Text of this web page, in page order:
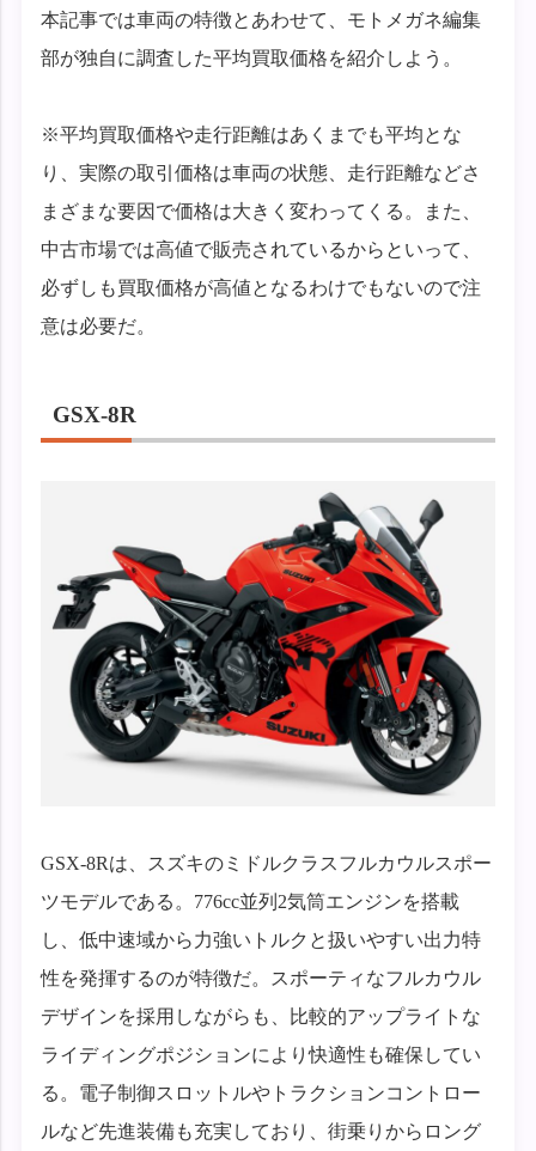
本記事では車両の特徴とあわせて、モトメガネ編集
部が独自に調査した平均買取価格を紹介しよう。
※平均買取価格や走行距離はあくまでも平均とな
り、実際の取引価格は車両の状態、走行距離などさ
まざまな要因で価格は大きく変わってくる。また、
中古市場では高値で販売されているからといって、
必ずしも買取価格が高値となるわけでもないので注
意は必要だ。
GSX-8R
GSX-8Rは、スズキのミドルクラスフルカウルスポー
ツモデルである。776cc並列2気筒エンジンを搭載
し、低中速域から力強いトルクと扱いやすい出力特
性を発揮するのが特徴だ。スポーティなフルカウル
デザインを採用しながらも、比較的アップライトな
ライディングポジションにより快適性も確保してい
る。電子制御スロットルやトラクションコントロー
ルなど先進装備も充実しており、街乗りからロング